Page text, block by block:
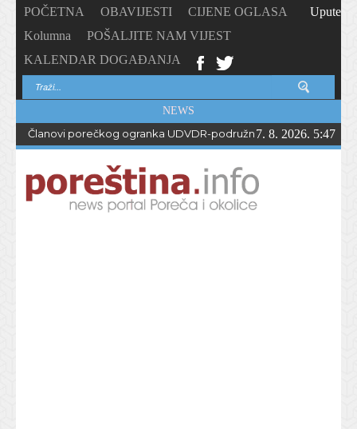
POČETNA OBAVIJESTI
CIJENE OGLASA
Kolumna
POŠALJITE NAM VIJEST
KALENDAR DOGAĐANJA
Upute
NEWS
Članovi porečkog ogranka UDVDR-podružnice Istarske
7. 8. 2026. 5:47